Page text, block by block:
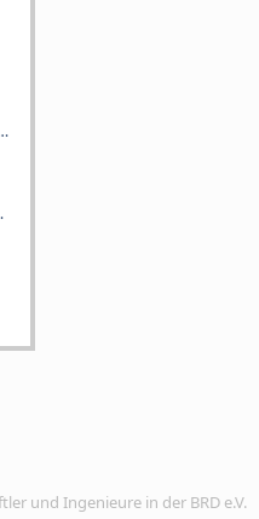
und Ingenieure in der BRD e.V.